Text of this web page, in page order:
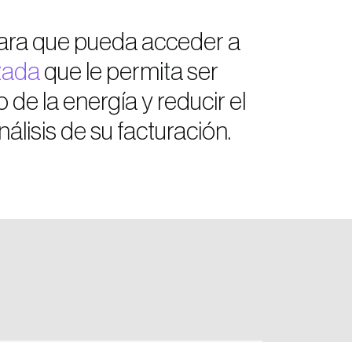
que pueda acceder a
que le permita ser
de la energía y reducir el
de su facturación.